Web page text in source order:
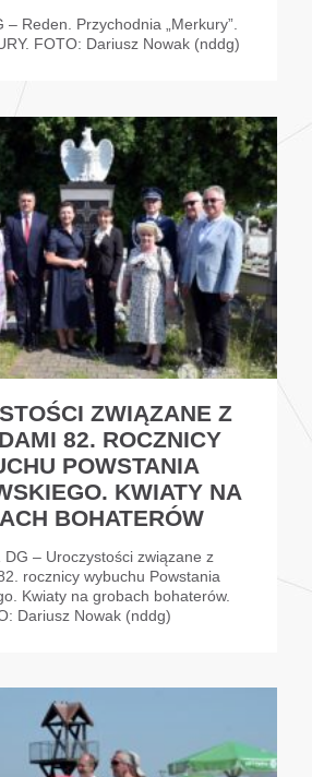
– Reden. Przychodnia „Merkury”.
FOTO: Dariusz Nowak (nddg)
ZWIĄZANE Z
82. ROCZNICY
POWSTANIA
KWIATY NA
BOHATERÓW
DG – Uroczystości związane z
rocznicy wybuchu Powstania
Kwiaty na grobach bohaterów.
Dariusz Nowak (nddg)